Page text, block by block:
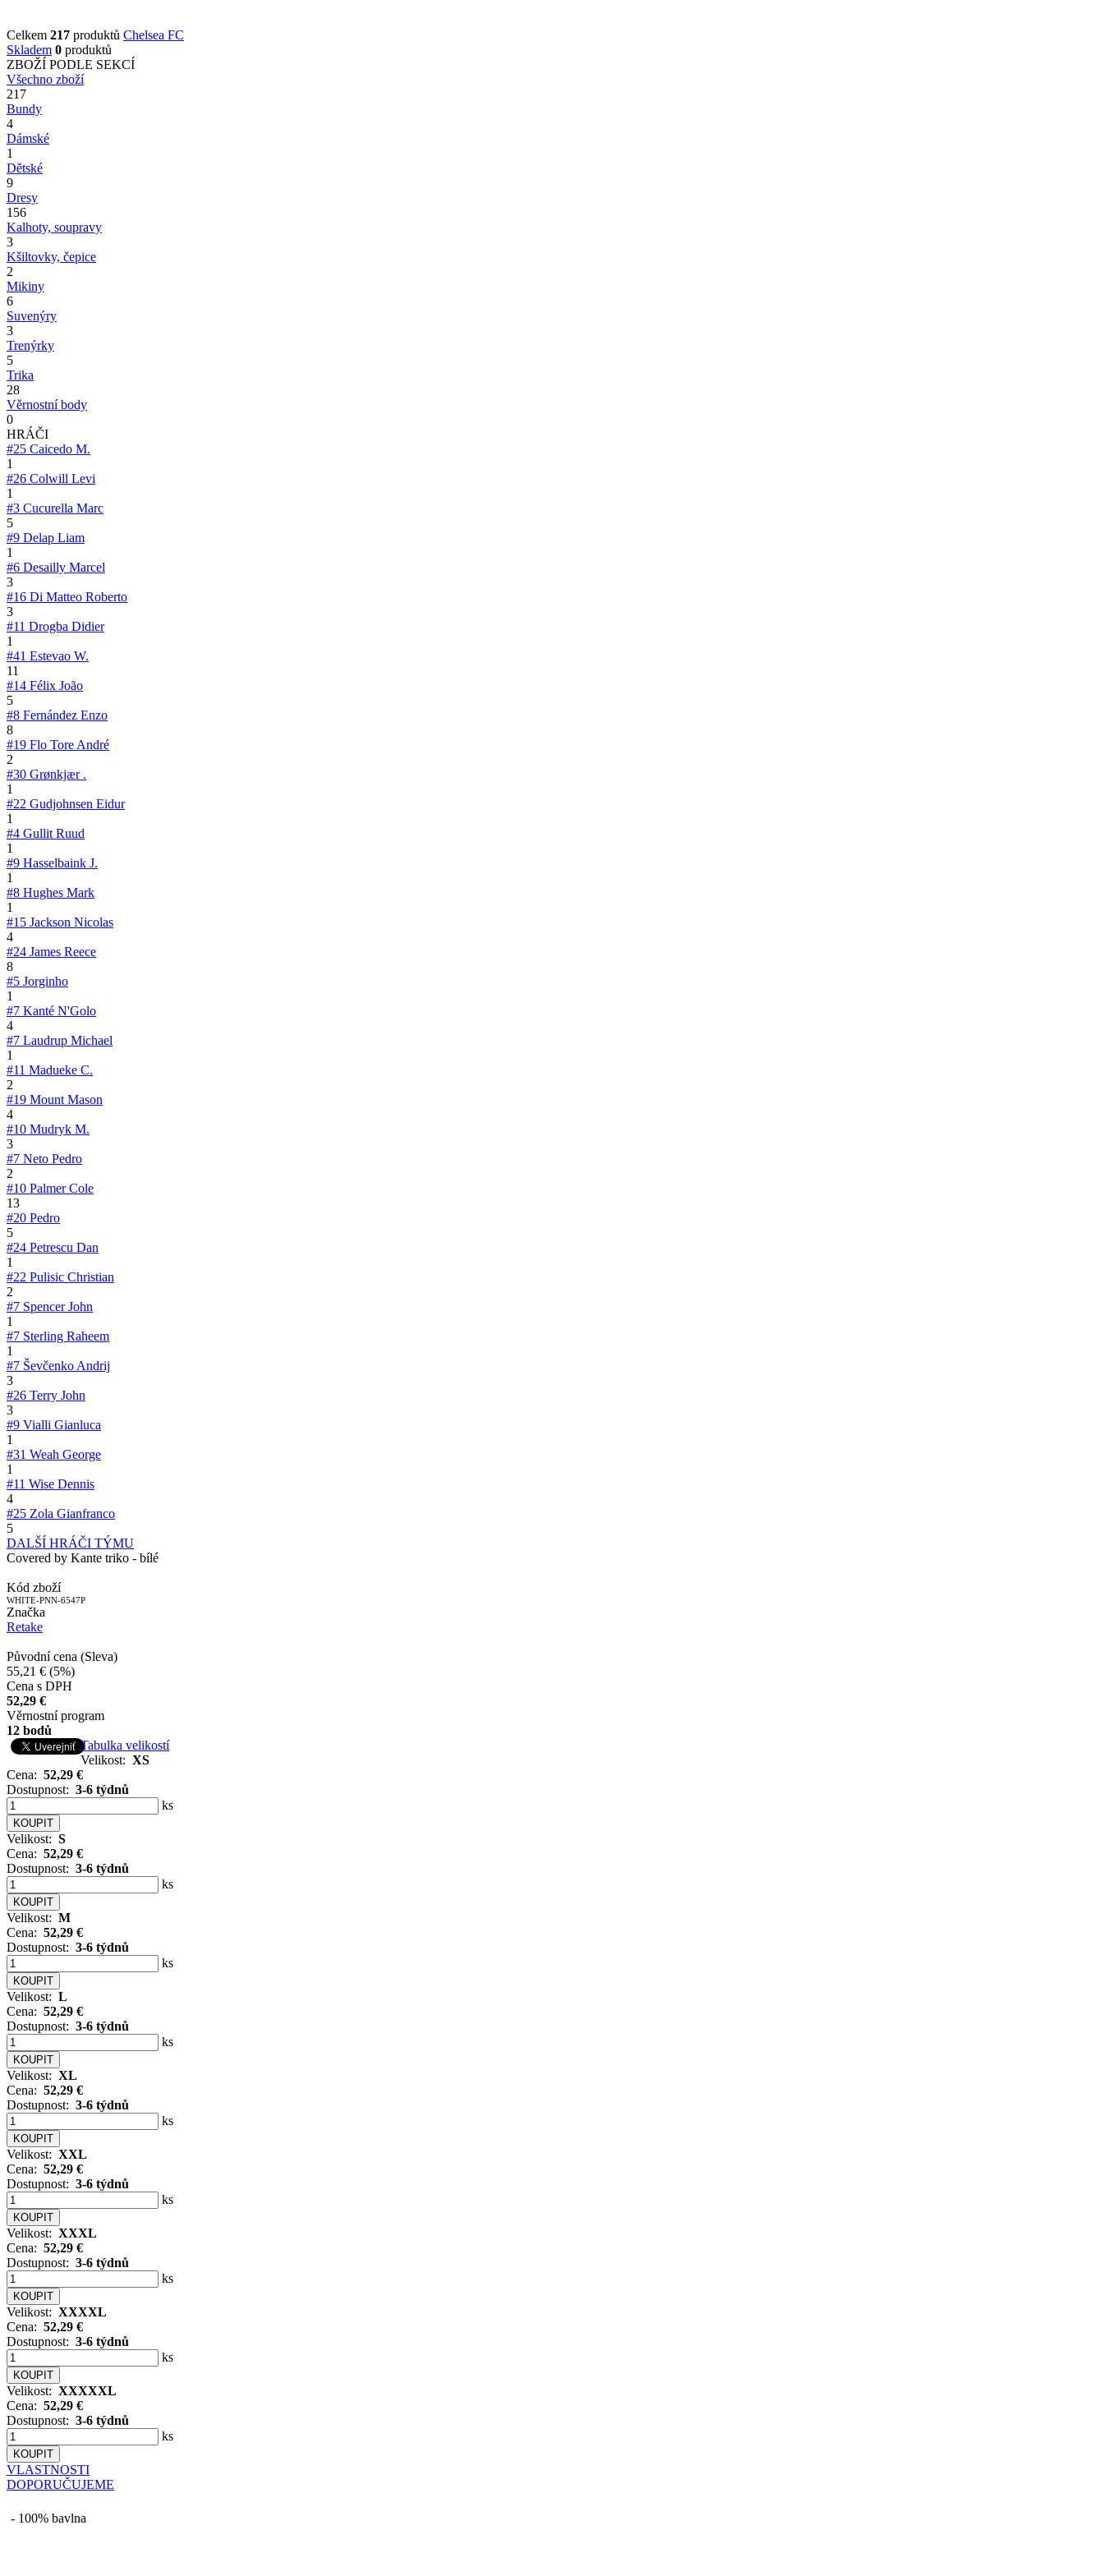
Celkem 217 produktů Chelsea FC
Skladem 0 produktů
ZBOŽÍ PODLE SEKCÍ
Všechno zboží
217
Bundy
4
Dámské
1
Dětské
9
Dresy
156
Kalhoty, soupravy
3
Kšiltovky, čepice
2
Mikiny
6
Suvenýry
3
Trenýrky
5
Trika
28
Věrnostní body
0
HRÁČI
#25 Caicedo M.
1
#26 Colwill Levi
1
#3 Cucurella Marc
5
#9 Delap Liam
1
#6 Desailly Marcel
3
#16 Di Matteo Roberto
3
#11 Drogba Didier
1
#41 Estevao W.
11
#14 Félix João
5
#8 Fernández Enzo
8
#19 Flo Tore André
2
#30 Grønkjær .
1
#22 Gudjohnsen Eidur
1
#4 Gullit Ruud
1
#9 Hasselbaink J.
1
#8 Hughes Mark
1
#15 Jackson Nicolas
4
#24 James Reece
8
#5 Jorginho
1
#7 Kanté N'Golo
4
#7 Laudrup Michael
1
#11 Madueke C.
2
#19 Mount Mason
4
#10 Mudryk M.
3
#7 Neto Pedro
2
#10 Palmer Cole
13
#20 Pedro
5
#24 Petrescu Dan
1
#22 Pulisic Christian
2
#7 Spencer John
1
#7 Sterling Raheem
1
#7 Ševčenko Andrij
3
#26 Terry John
3
#9 Vialli Gianluca
1
#31 Weah George
1
#11 Wise Dennis
4
#25 Zola Gianfranco
5
DALŠÍ HRÁČI TÝMU
Covered by Kante triko - bílé
Kód zboží
WHITE-PNN-6547P
Značka
Retake
Původní cena (Sleva)
55,21 € (5%)
Cena s DPH
52,29 €
Věrnostní program
12 bodů
Tabulka velikostí
Velikost: XS
Cena: 52,29 €
Dostupnost: 3-6 týdnů
ks
Velikost: S
Cena: 52,29 €
Dostupnost: 3-6 týdnů
ks
Velikost: M
Cena: 52,29 €
Dostupnost: 3-6 týdnů
ks
Velikost: L
Cena: 52,29 €
Dostupnost: 3-6 týdnů
ks
Velikost: XL
Cena: 52,29 €
Dostupnost: 3-6 týdnů
ks
Velikost: XXL
Cena: 52,29 €
Dostupnost: 3-6 týdnů
ks
Velikost: XXXL
Cena: 52,29 €
Dostupnost: 3-6 týdnů
ks
Velikost: XXXXL
Cena: 52,29 €
Dostupnost: 3-6 týdnů
ks
Velikost: XXXXXL
Cena: 52,29 €
Dostupnost: 3-6 týdnů
ks
VLASTNOSTI
DOPORUČUJEME
- 100% bavlna